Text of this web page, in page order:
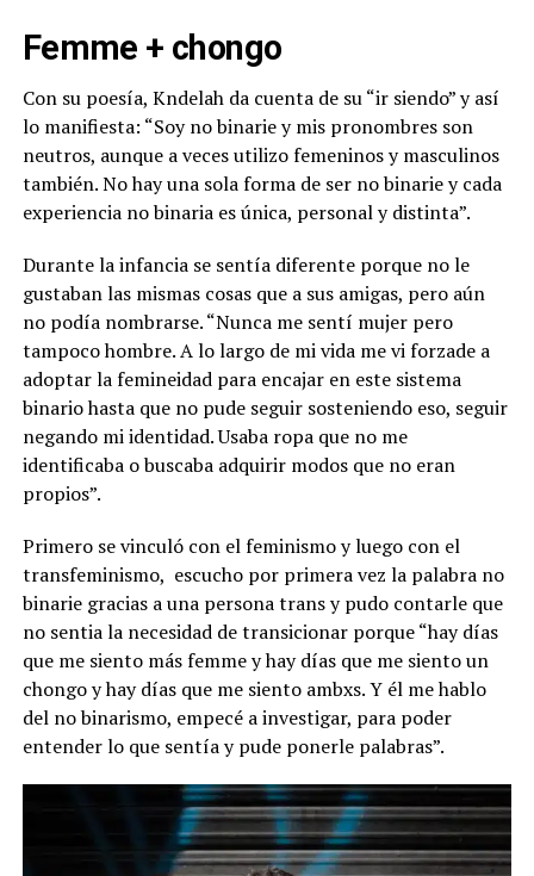
Femme + chongo
Con su poesía, Kndelah da cuenta de su “ir siendo” y así
lo manifiesta: “Soy no binarie y mis pronombres son
neutros, aunque a veces utilizo femeninos y masculinos
también. No hay una sola forma de ser no binarie y cada
experiencia no binaria es única, personal y distinta”.
Durante la infancia se sentía diferente porque no le
gustaban las mismas cosas que a sus amigas, pero aún
no podía nombrarse. “Nunca me sentí mujer pero
tampoco hombre. A lo largo de mi vida me vi forzade a
adoptar la femineidad para encajar en este sistema
binario hasta que no pude seguir sosteniendo eso, seguir
negando mi identidad. Usaba ropa que no me
identificaba o buscaba adquirir modos que no eran
propios”.
Primero se vinculó con el feminismo y luego con el
transfeminismo, escucho por primera vez la palabra no
binarie gracias a una persona trans y pudo contarle que
no sentia la necesidad de transicionar porque “hay días
que me siento más femme y hay días que me siento un
chongo y hay días que me siento ambxs. Y él me hablo
del no binarismo, empecé a investigar, para poder
entender lo que sentía y pude ponerle palabras”.